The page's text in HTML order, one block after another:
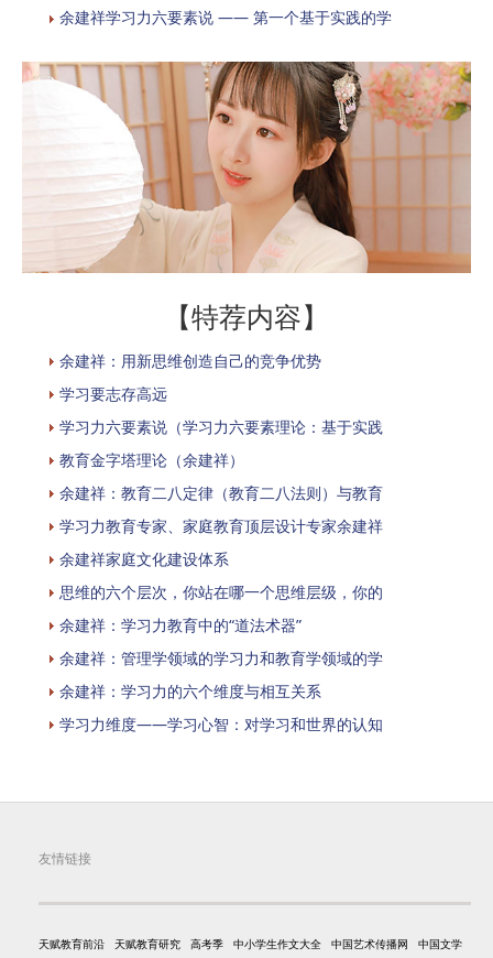
余建祥学习力六要素说 —— 第一个基于实践的学
【特荐内容】
余建祥：用新思维创造自己的竞争优势
学习要志存高远
学习力六要素说（学习力六要素理论：基于实践
教育金字塔理论（余建祥）
余建祥：教育二八定律（教育二八法则）与教育
学习力教育专家、家庭教育顶层设计专家余建祥
余建祥家庭文化建设体系
思维的六个层次，你站在哪一个思维层级，你的
余建祥：学习力教育中的“道法术器”
余建祥：管理学领域的学习力和教育学领域的学
余建祥：学习力的六个维度与相互关系
学习力维度——学习心智：对学习和世界的认知
友情链接
天赋教育前沿 天赋教育研究 高考季 中小学生作文大全 中国艺术传播网
中国文学